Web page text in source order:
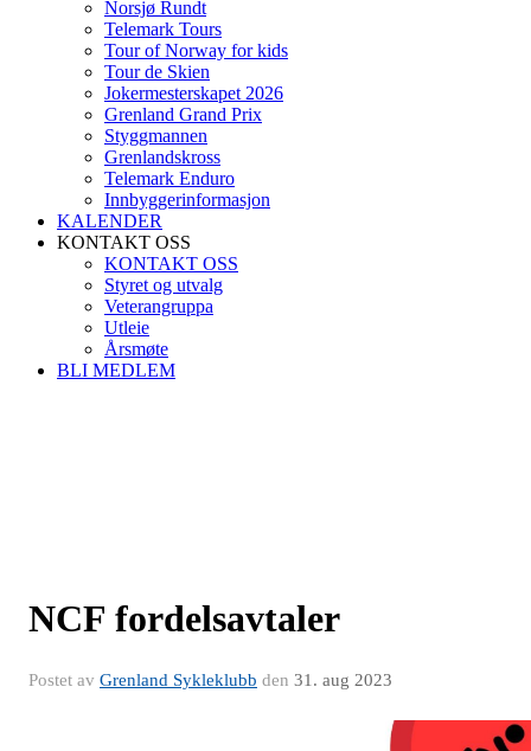
Norsjø Rundt
Telemark Tours
Tour of Norway for kids
Tour de Skien
Jokermesterskapet 2026
Grenland Grand Prix
Styggmannen
Grenlandskross
Telemark Enduro
Innbyggerinformasjon
KALENDER
KONTAKT OSS
KONTAKT OSS
Styret og utvalg
Veterangruppa
Utleie
Årsmøte
BLI MEDLEM
NCF fordelsavtaler
Postet av Grenland Sykleklubb den 31. aug 2023